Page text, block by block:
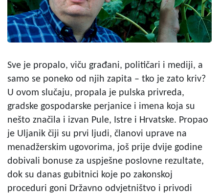
Sve je propalo, viču građani, političari i mediji, a
samo se poneko od njih zapita – tko je zato kriv?
U ovom slučaju, propala je pulska privreda,
gradske gospodarske perjanice i imena koja su
nešto značila i izvan Pule, Istre i Hrvatske. Propao
je Uljanik čiji su prvi ljudi, članovi uprave na
menadžerskim ugovorima, još prije dvije godine
dobivali bonuse za uspješne poslovne rezultate,
dok su danas gubitnici koje po zakonskoj
proceduri goni Državno odvjetništvo i privodi